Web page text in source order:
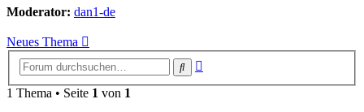
Moderator: dan1-de
Neues Thema
Suche
1 Thema • Seite 1 von 1